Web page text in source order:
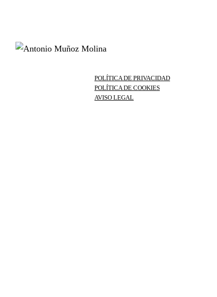
POLÍTICA DE PRIVACIDAD
POLÍTICA DE COOKIES
AVISO LEGAL